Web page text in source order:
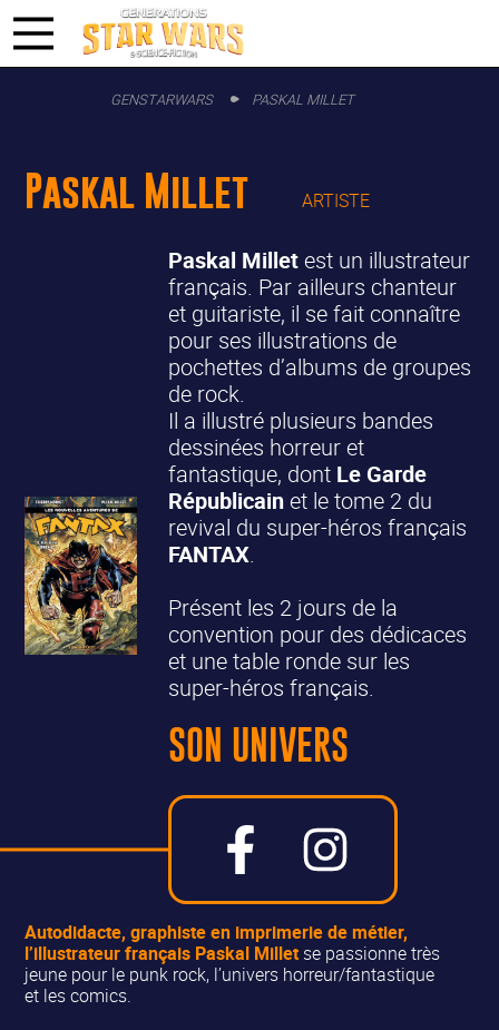
GENSTARWARS PASKAL MILLET
Paskal Millet ARTISTE
Paskal Milletest un illustrateur
français. Par ailleurs chanteur
et guitariste, il se fait connaître
pour ses illustrations de
pochettes d’albums de groupes
de rock.
Il a illustré plusieurs bandes
dessinées horreur et
fantastique, dont Le Garde
Républicainet le tome 2 du
revival du super-héros français
FANTAX.
Présent les 2 jours de la
convention pour des dédicaces
et une table ronde sur les
super-héros français.
SON UNIVERS
Autodidacte, graphiste en imprimerie de métier,
l’illustrateur français Paskal Milletse passionne très
jeune pour le punk rock, l’univers horreur/fantastique
et les comics.